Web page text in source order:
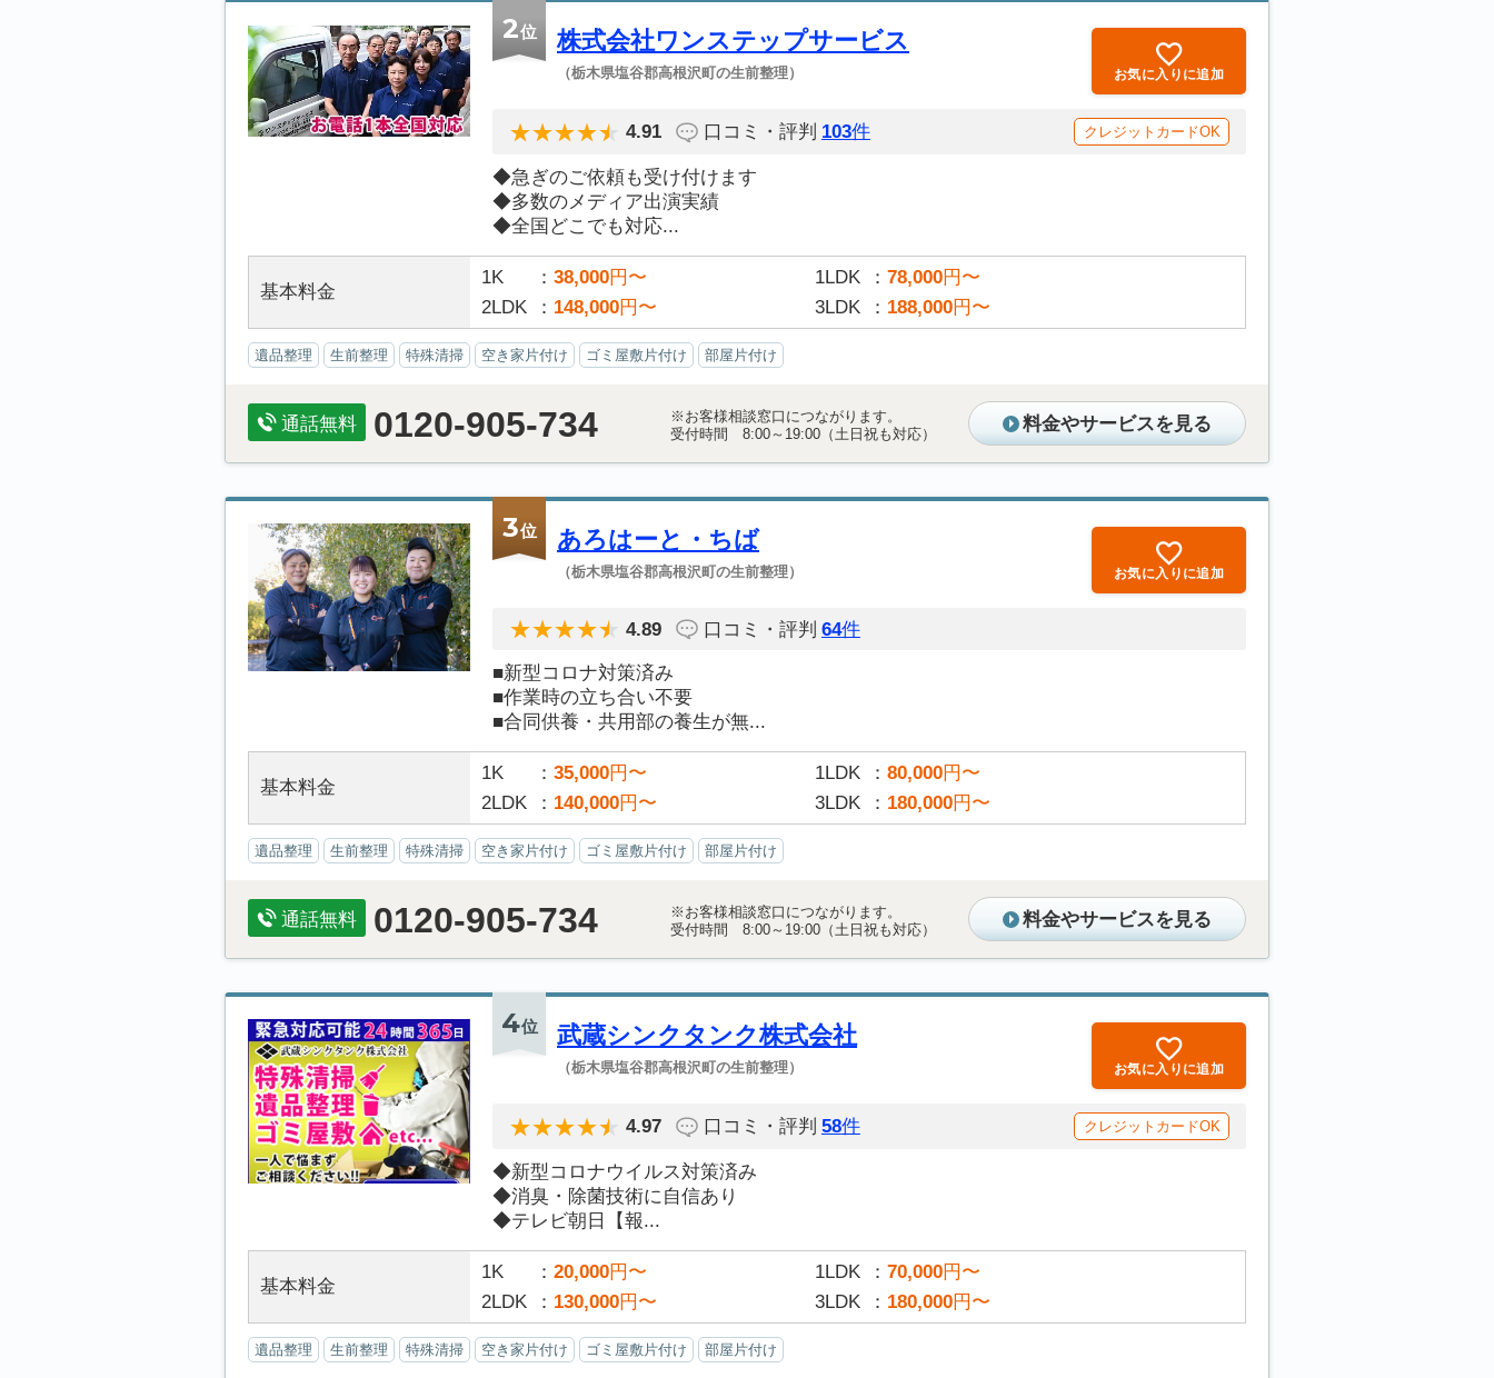
2位 株式会社ワンステップサービス
（栃木県塩谷郡高根沢町の生前整理） お気に入りに追加
4.91 口コミ・評判 103件 クレジットカードOK
◆急ぎのご依頼も受け付けます
◆多数のメディア出演実績
◆全国どこでも対応...
基本料金
1K 38,000円〜 1LDK 78,000円〜
2LDK
148,000円〜 3LDK 188,000円〜
遺品整理 生前整理 特殊清掃 空き家片付け ゴミ屋敷片付け 部屋片付け
通話無料 0120-905-734
※お客様相談窓口につながります。
受付時間 8:00～19:00（土日祝も対応）
料金やサービスを見る
3位 あろはーと・ちば
（栃木県塩谷郡高根沢町の生前整理） お気に入りに追加
4.89 口コミ・評判 64件
■新型コロナ対策済み
■作業時の立ち合い不要
■合同供養・共用部の養生が無...
基本料金
1K 35,000円〜 1LDK 80,000円〜
2LDK
140,000円〜 3LDK 180,000円〜
遺品整理 生前整理 特殊清掃 空き家片付け ゴミ屋敷片付け 部屋片付け
通話無料 0120-905-734
※お客様相談窓口につながります。
受付時間 8:00～19:00（土日祝も対応）
料金やサービスを見る
4位 武蔵シンクタンク株式会社
（栃木県塩谷郡高根沢町の生前整理） お気に入りに追加
4.97 口コミ・評判 58件 クレジットカードOK
◆新型コロナウイルス対策済み
◆消臭・除菌技術に自信あり
◆テレビ朝日【報...
基本料金
1K 20,000円〜 1LDK 70,000円〜
2LDK
130,000円〜 3LDK 180,000円〜
遺品整理 生前整理 特殊清掃 空き家片付け ゴミ屋敷片付け 部屋片付け